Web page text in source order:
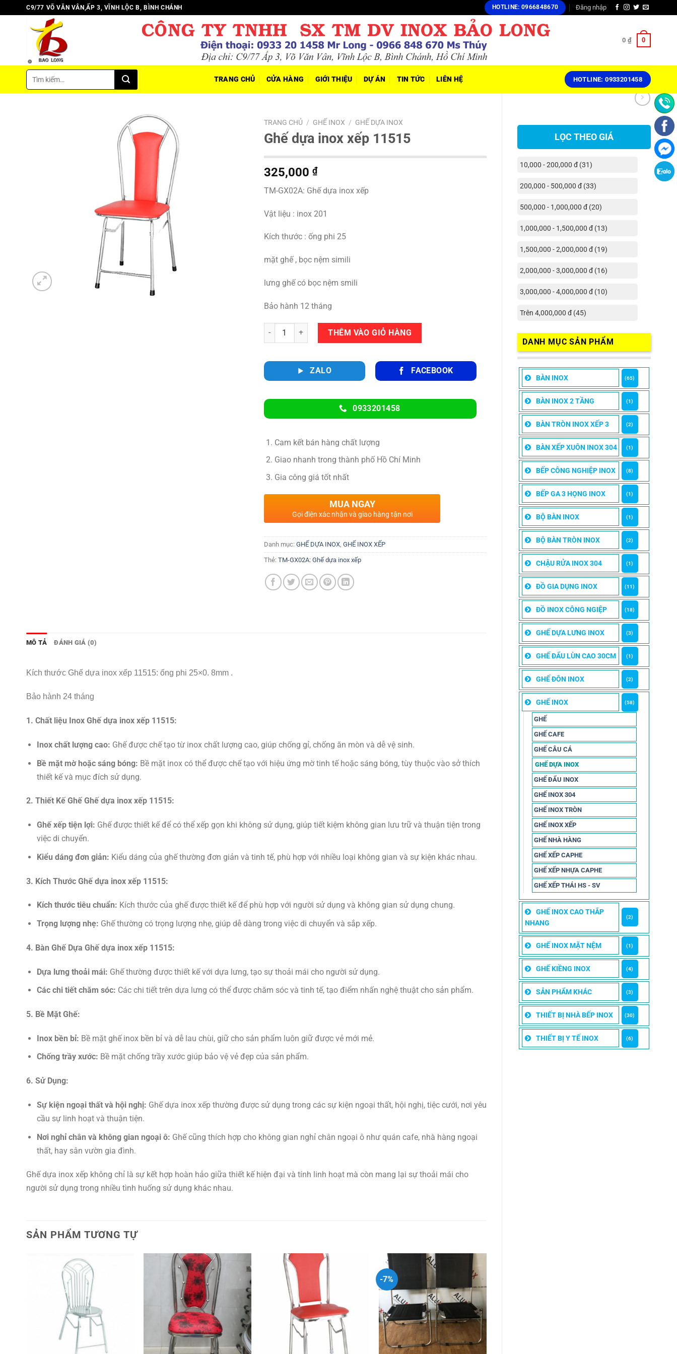
đến
C9/77 VÕ VĂN VÂN,ẤP 3, VĨNH LỘC B, BÌNH CHÁNH HOTLINE: 0966848670 Đăng nhập
0 ₫ 0
Tìm
kiếm:
TRANG CHỦ CỬA HÀNG GIỚI THIỆU DỰ ÁN TIN TỨC LIÊN HỆ HOTLINE: 0933201458
LỌC THEO GIÁ
10,000 - 200,000 đ (31)
200,000 - 500,000 đ (33)
500,000 - 1,000,000 đ (20)
1,000,000 - 1,500,000 đ (13)
1,500,000 - 2,000,000 đ (19)
2,000,000 - 3,000,000 đ (16)
3,000,000 - 4,000,000 đ (10)
Trên 4,000,000 đ (45)
DANH MỤC SẢN PHẨM
BÀN INOX (65)
BÀN INOX 2 TẦNG (1)
BÀN TRÒN INOX XẾP 3 (2)
BÀN XẾP XUÔN INOX 304 (1)
BẾP CÔNG NGHIỆP INOX (8)
BẾP GA 3 HỌNG INOX (1)
BỘ BÀN INOX (1)
BỘ BÀN TRÒN INOX (2)
CHẬU RỬA INOX 304 (1)
ĐỒ GIA DỤNG INOX (11)
ĐỒ INOX CÔNG NGIỆP (18)
GHẾ DỰA LƯNG INOX (3)
GHẾ ĐẨU LÙN CAO 30CM (1)
GHẾ ĐÔN INOX (2)
GHẾ INOX (58)
GHẾ
GHẾ CAFE
GHẾ CÂU CÁ
GHẾ DỰA INOX
GHẾ ĐẨU INOX
GHẾ INOX 304
GHẾ INOX TRÒN
GHẾ INOX XẾP
GHẾ NHÀ HÀNG
GHẾ XẾP CAPHE
GHẾ XẾP NHỰA CAPHE
GHẾ XẾP THÁI HS - SV
GHẾ INOX CAO THẮP
NHANG
(2)
GHẾ INOX MẶT NỆM (1)
GHẾ KIỀNG INOX (4)
SẢN PHẨM KHÁC (3)
THIẾT BỊ NHÀ BẾP INOX (30)
THIẾT BỊ Y TẾ INOX (6)
TRANG CHỦ / GHẾ INOX / GHẾ DỰA INOX
Ghế dựa inox xếp 11515
325,000 ₫
TM-GX02A: Ghế dựa inox xếp
Vật liệu : inox 201
Kích thước : ống phi 25
mặt ghế , bọc nệm simili
lưng ghế có bọc nệm smili
Bảo hành 12 tháng
Số lượng THÊM VÀO GIỎ HÀNG
ZALO FACEBOOK
0933201458
Cam kết bán hàng chất lượng
Giao nhanh trong thành phố Hồ Chí Minh
Gia công giá tốt nhất
MUA NGAY
Gọi điện xác nhận và giao hàng tận nơi
Danh mục: GHẾ DỰA INOX GHẾ INOX XẾP
Thẻ: TM-GX02A: Ghế dựa inox xếp
MÔ TẢ ĐÁNH GIÁ (0)
Kích thước Ghế dựa inox xếp 11515: ống phi 25×0. 8mm .
Bảo hành 24 tháng
1. Chất liệu Inox Ghế dựa inox xếp 11515:
Inox chất lượng cao: Ghế được chế tạo từ inox chất lượng cao, giúp chống gỉ, chống ăn mòn và dễ vệ sinh.
Bề mặt mờ hoặc sáng bóng: Bề mặt inox có thể được chế tạo với hiệu ứng mờ tinh tế hoặc sáng bóng, tùy thuộc vào sở thích
thiết kế và mục đích sử dụng.
2. Thiết Kế Ghế Ghế dựa inox xếp 11515:
Ghế xếp tiện lợi: Ghế được thiết kế để có thể xếp gọn khi không sử dụng, giúp tiết kiệm không gian lưu trữ và thuận tiện trong
việc di chuyển.
Kiểu dáng đơn giản: Kiểu dáng của ghế thường đơn giản và tinh tế, phù hợp với nhiều loại không gian và sự kiện khác nhau.
3. Kích Thước Ghế dựa inox xếp 11515:
Kích thước tiêu chuẩn: Kích thước của ghế được thiết kế để phù hợp với người sử dụng và không gian sử dụng chung.
Trọng lượng nhẹ: Ghế thường có trọng lượng nhẹ, giúp dễ dàng trong việc di chuyển và sắp xếp.
4. Bàn Ghế Dựa Ghế dựa inox xếp 11515:
Dựa lưng thoải mái: Ghế thường được thiết kế với dựa lưng, tạo sự thoải mái cho người sử dụng.
Các chi tiết chăm sóc: Các chi tiết trên dựa lưng có thể được chăm sóc và tinh tế, tạo điểm nhấn nghệ thuật cho sản phẩm.
5. Bề Mặt Ghế:
Inox bền bỉ: Bề mặt ghế inox bền bỉ và dễ lau chùi, giữ cho sản phẩm luôn giữ được vẻ mới mẻ.
Chống trầy xước: Bề mặt chống trầy xước giúp bảo vệ vẻ đẹp của sản phẩm.
6. Sử Dụng:
Sự kiện ngoại thất và hội nghị: Ghế dựa inox xếp thường được sử dụng trong các sự kiện ngoại thất, hội nghị, tiệc cưới, nơi yêu
cầu sự linh hoạt và thuận tiện.
Nơi nghỉ chân và không gian ngoại ô: Ghế cũng thích hợp cho không gian nghỉ chân ngoại ô như quán cafe, nhà hàng ngoại
thất, hay sân vườn gia đình.
Ghế dựa inox xếp không chỉ là sự kết hợp hoàn hảo giữa thiết kế hiện đại và tính linh hoạt mà còn mang lại sự thoải mái cho
người sử dụng trong nhiều tình huống sử dụng khác nhau.
SẢN PHẨM TƯƠNG TỰ
-7%